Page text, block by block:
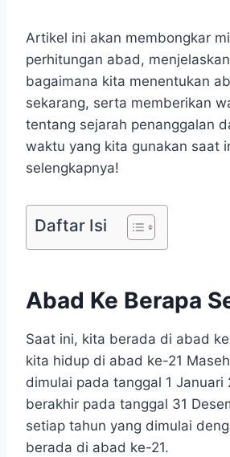
Artikel ini akan membongkar
perhitungan abad,
bagaimana kita menentukan
sekarang, serta memberikan
tentang sejarah penanggalan
waktu yang kita gunakan saat
selengkapnya!
Daftar Isi
Abad Ke Berapa
Saat ini, kita berada di abad
kita hidup di abad ke-21
dimulai pada tanggal 1 Januari
berakhir pada tanggal 31
setiap tahun yang dimulai
berada di abad ke-21.